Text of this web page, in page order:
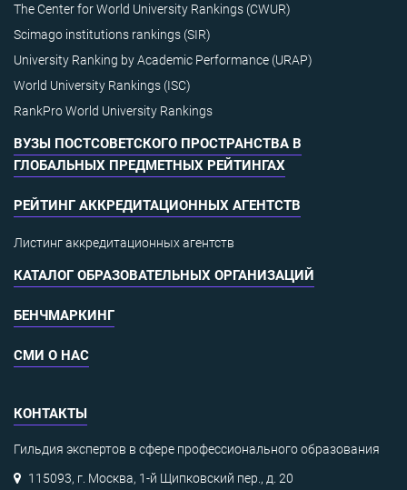
The Center for World University Rankings (CWUR)
Scimago institutions rankings (SIR)
University Ranking by Academic Performance (URAP)
World University Rankings (ISC)
RankPro World University Rankings
ВУЗЫ ПОСТСОВЕТСКОГО ПРОСТРАНСТВА В
ГЛОБАЛЬНЫХ ПРЕДМЕТНЫХ РЕЙТИНГАХ
РЕЙТИНГ АККРЕДИТАЦИОННЫХ АГЕНТСТВ
Листинг аккредитационных агентств
КАТАЛОГ ОБРАЗОВАТЕЛЬНЫХ ОРГАНИЗАЦИЙ
БЕНЧМАРКИНГ
СМИ О НАС
КОНТАКТЫ
Гильдия экспертов в сфере профессионального образования
115093, г. Москва, 1-й Щипковский пер., д. 20